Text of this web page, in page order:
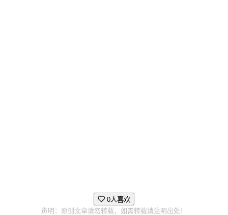
0人喜欢
声明：原创文章请勿转载，如需转载请注明出处！